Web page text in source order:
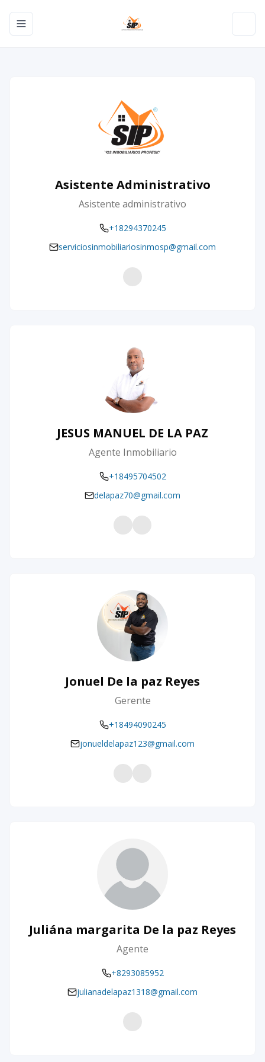
Toggle navigation menu
Asistente Administrativo
Asistente administrativo
+18294370245
serviciosinmobiliariosinmosp@gmail.com
JESUS MANUEL DE LA PAZ
Agente Inmobiliario
+18495704502
delapaz70@gmail.com
Jonuel De la paz Reyes
Gerente
+18494090245
jonueldelapaz123@gmail.com
Juliána margarita De la paz Reyes
Agente
+8293085952
julianadelapaz1318@gmail.com